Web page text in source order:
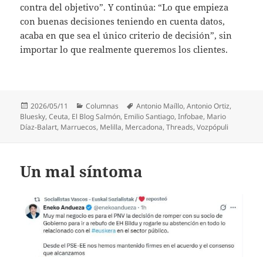
contra del objetivo”. Y continúa: “Lo que empieza
con buenas decisiones teniendo en cuenta datos,
acaba en que sea el único criterio de decisión”, sin
importar lo que realmente queremos los clientes.
Publicado
el
2026/05/11 Categorías
Columnas Etiquetas
Antonio Maíllo,Antonio Ortiz,
Bluesky,Ceuta, El Blog Salmón, Emilio Santiago,Infobae, Mario
Díaz-Balart, Marruecos, Melilla, Mercadona,Threads,Vozpópuli
Un mal síntoma